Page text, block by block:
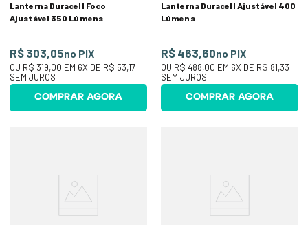
Lanterna Duracell Foco
Ajustável 350 Lúmens
R$ 303,05no PIX
OU R$ 319,00 EM 6X DE R$ 53,17
SEM JUROS
COMPRAR AGORA
Lanterna Duracell Ajustável 400
Lúmens
R$ 463,60no PIX
OU R$ 488,00 EM 6X DE R$ 81,33
SEM JUROS
COMPRAR AGORA